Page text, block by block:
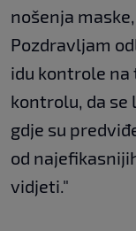
nošenja
Pozdravljam
idu kontrole
kontrolu, da
gdje su
od
vidjeti."